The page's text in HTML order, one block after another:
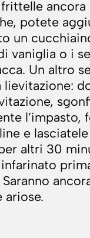
ancora
potete
un
vaniglia o i
Un altro
lievitazione:
l’impasto,
e lasciatele
altri 30
ariose.